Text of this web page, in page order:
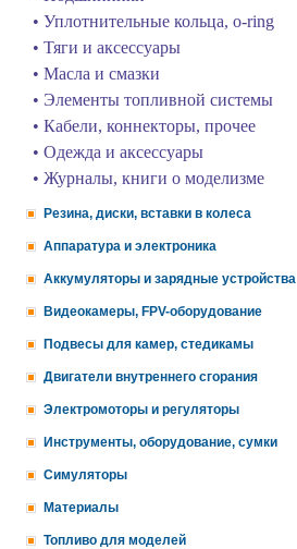
• Уплотнительные кольца, o-ring
• Тяги и аксессуары
• Масла и смазки
• Элементы топливной системы
• Кабели, коннекторы, прочее
• Одежда и аксессуары
• Журналы, книги о моделизме
Резина, диски, вставки в колеса
Аппаратура и электроника
Аккумуляторы и зарядные устройства
Видеокамеры, FPV-оборудование
Подвесы для камер, стедикамы
Двигатели внутреннего сгорания
Электромоторы и регуляторы
Инструменты, оборудование, сумки
Симуляторы
Материалы
Топливо для моделей